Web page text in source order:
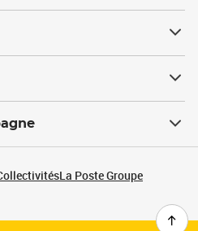
La Poste Groupe